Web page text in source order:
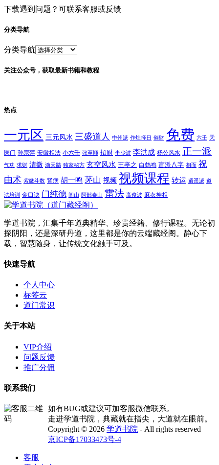
下载遇到问题？可联系客服或反馈
分类导航
分类导航
关注公众号，获取最新书籍和教程
热点
一元区 三元风水 三盛道人 中州派 作灶择日 催财 免费 六壬 天
医门 孙宗萍 安徽相法 小六壬 张至顺 招财 李少波 李洪成 杨公风水 正一派
气功 求财 清微 滴天髓 独家秘方 玄空风水 王亭之 白鹤鸣 盲派八字 相面 祝
由术 紫微斗数 肾病 胡一鸣 茅山 视频 视频课程 转运 逍遥派 道
法培训 金口诀 门纯德 闾山 阿部泰山 雷法 高俊波 麻衣神相
学道书院，汇集千年道典精华、珍贵经籍、修行课程。无论初
探阴阳，还是深研丹道，这里都是你的云端藏经阁。静心下
载，智慧随身，让传统文化触手可及。
快速导航
个人中心
标签云
道门常识
关于本站
VIP介绍
问题反馈
推广分佣
联系我们
如有BUG或建议可加客服微信联系。
走进学道书院，典藏就在指尖，大道就在眼前。
Copyright © 2026 学道书院 - All rights reserved
京ICP备17033473号-4
客服